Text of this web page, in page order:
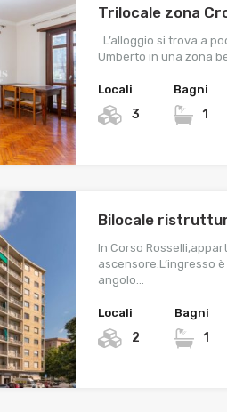
Trilocale zona
L’alloggio si trova a
Umberto in una zona
Locali
3
Bagni
1
Bilocale
In Corso
ascensore.L’ingresso
angolo…
Locali
2
Bagni
1